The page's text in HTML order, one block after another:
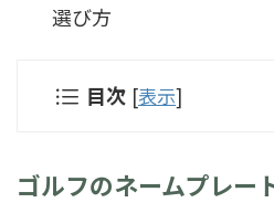
選び方
目次 [表示]
ゴルフのネームプレー